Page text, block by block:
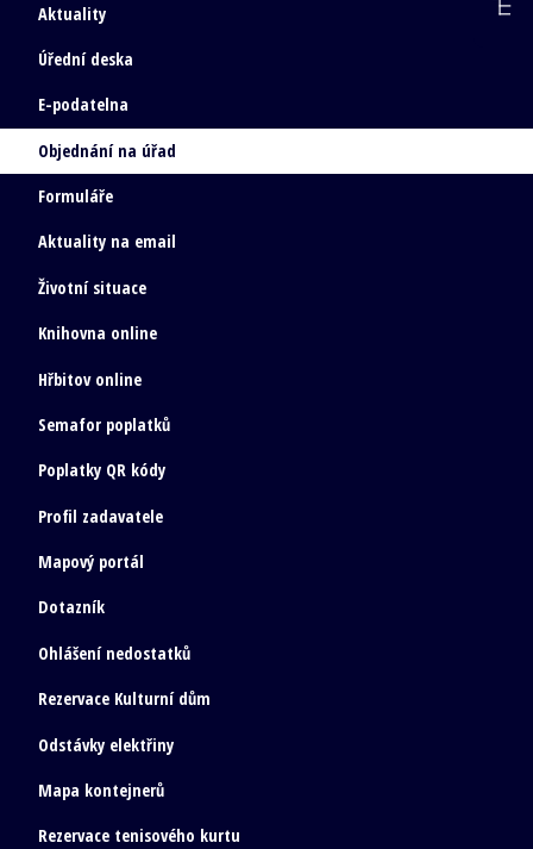
Aktuality
Úřední deska
E-podatelna
Objednání na úřad
Formuláře
Aktuality na email
Životní situace
Knihovna online
Hřbitov online
Semafor poplatků
Poplatky QR kódy
Profil zadavatele
Mapový portál
Dotazník
Ohlášení nedostatků
Rezervace Kulturní dům
Odstávky elektřiny
Mapa kontejnerů
Rezervace tenisového kurtu